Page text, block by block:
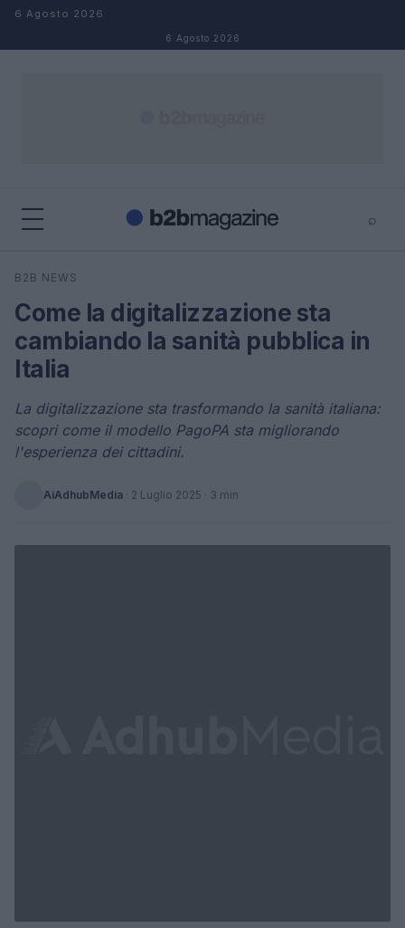
Salta al contenuto
6 Agosto 2026
6 Agosto 2026
⌕
Cerca
B2B NEWS
Come la digitalizzazione sta
cambiando la sanità pubblica in
Italia
La digitalizzazione sta trasformando la sanità italiana:
scopri come il modello PagoPA sta migliorando
l'esperienza dei cittadini.
AiAdhubMedia · 2 Luglio 2025 · 3 min